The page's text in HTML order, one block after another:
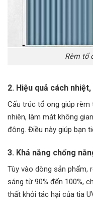
Rèm tổ
2. Hiệu quả cách
Cấu trúc tổ ong giúp
nhiên, làm mát không
đông. Điều này giúp bạn
3. Khả năng chống
Tùy vào dòng sản phẩm,
sáng từ 90% đến 100%,
thất khỏi tác hại của tia